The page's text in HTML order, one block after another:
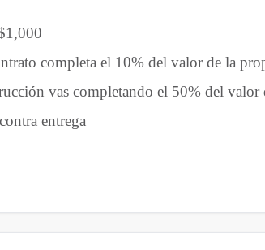
completa el 10% del valor de la
vas completando el 50% del valor
entrega